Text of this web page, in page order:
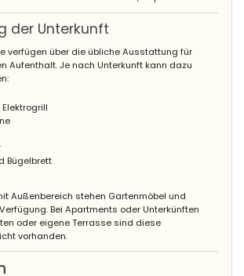
der Unterkunft
verfügen über die übliche Ausstattung für
Aufenthalt. Je nach Unterkunft kann dazu
Bügelbrett
Außenbereich stehen Gartenmöbel und
Bei Apartments oder Unterkünften
oder eigene Terrasse sind diese
vorhanden.